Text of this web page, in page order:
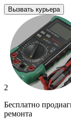
Вызвать курьера
2
Бесплатно
ремонта